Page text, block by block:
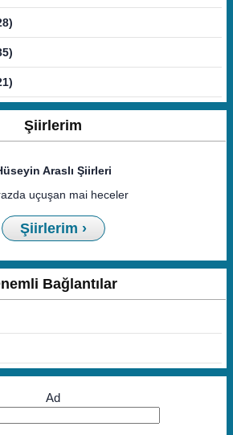
Şiirlerim
Araslı Şiirleri
uçuşan mai heceler
Şiirlerim ›
Bağlantılar
Ad